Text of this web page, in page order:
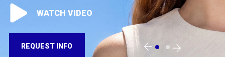
WATCH VIDEO
REQUEST INFO